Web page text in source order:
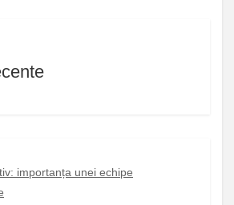
importanța unei echipe